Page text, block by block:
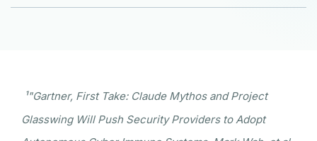
¹"Gartner, First Take: Claude Mythos and Project
Glasswing Will Push Security Providers to Adopt